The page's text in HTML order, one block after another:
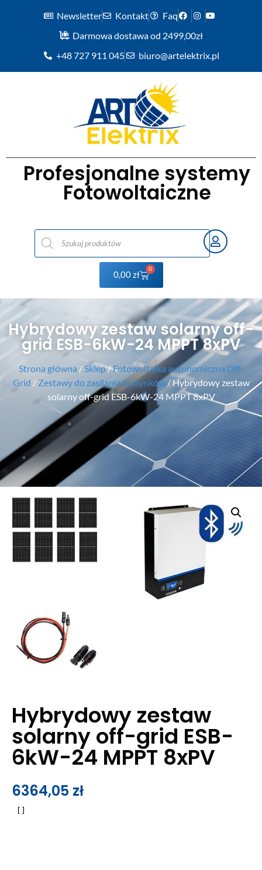
Newsletter Kontakt
Faq
Darmowa dostawa od 2499,00zł
+48 727 911 045
biuro@artelektrix.pl
Profesjonalne systemy
Fotowoltaiczne
0,00zł
0
Hybrydowy zestaw solarny off-
grid ESB-6kW-24 MPPT 8xPV
Strona główna / Sklep/Fotowoltaika autonomiczna Off-
Grid / Zestawy do zasilania budynków/ Hybrydowy zestaw
solarny off-grid ESB-6kW-24 MPPT 8xPV
Hybrydowy zestaw
solarny off-grid ESB-
6kW-24 MPPT 8xPV
6364,05 zł